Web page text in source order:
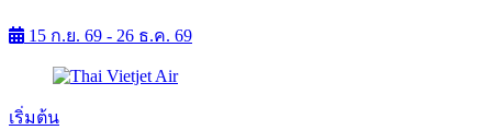
15 ก.ย. 69 - 26 ธ.ค. 69
เริ่มต้น